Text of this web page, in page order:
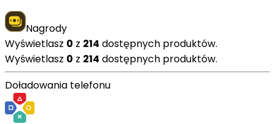
Nagrody
Wyświetlasz 0 z 214 dostępnych produktów.
Wyświetlasz 0 z 214 dostępnych produktów.
Doładowania telefonu